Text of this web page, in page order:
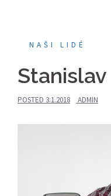
NAŠI LIDÉ
POSTED 3.1.2018 ADMIN